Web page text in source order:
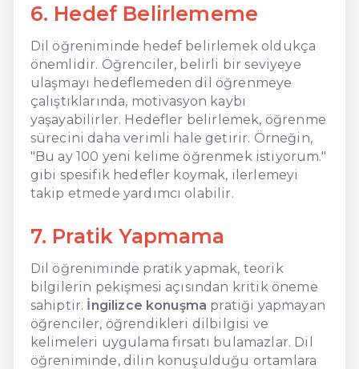
6. Hedef Belirlememe
Dil öğreniminde hedef belirlemek oldukça
önemlidir. Öğrenciler, belirli bir seviyeye
ulaşmayı hedeflemeden dil öğrenmeye
çalıştıklarında, motivasyon kaybı
yaşayabilirler. Hedefler belirlemek, öğrenme
sürecini daha verimli hale getirir. Örneğin,
"Bu ay 100 yeni kelime öğrenmek istiyorum."
gibi spesifik hedefler koymak, ilerlemeyi
takip etmede yardımcı olabilir.
7. Pratik Yapmama
Dil öğreniminde pratik yapmak, teorik
bilgilerin pekişmesi açısından kritik öneme
sahiptir. İngilizce konuşma pratiği yapmayan
öğrenciler, öğrendikleri dilbilgisi ve
kelimeleri uygulama fırsatı bulamazlar. Dil
öğreniminde, dilin konuşulduğu ortamlara